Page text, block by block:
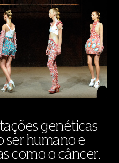
genéticas
ser humano e
como o câncer.